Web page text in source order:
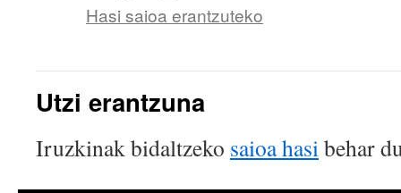
Hasi saioa erantzuteko
Utzi erantzuna
Iruzkinak bidaltzeko saioa hasibehar